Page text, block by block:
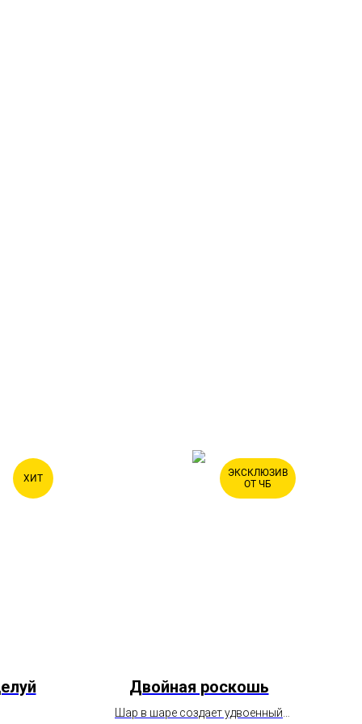
ХИТ
ЭКСКЛЮЗИВ
ОТ ЧБ
Двойная роскошь
Шар в шаре создает удвоенный